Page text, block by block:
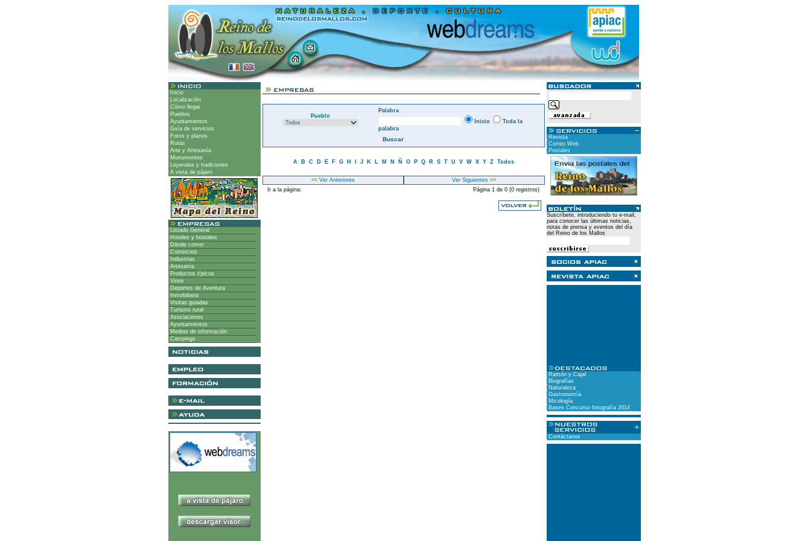
Inicio
Localización
Cómo llegar
Pueblos
Ayuntamientos
Guía de servicios
Fotos y planos
Rutas
Arte y Artesanía
Monumentos
Leyendas y tradiciones
A vista de pájaro
Listado General
Hoteles y hostales
Dónde comer
Comercios
Industrias
Artesanía
Productos típicos
Vinos
Deportes de Aventura
Inmobiliaria
Visitas guiadas
Turismo rural
Asociaciones
Ayuntamientos
Medios de información
Campings
Pueblo
Palabra
Inicio
Toda la
palabra
A B C D E F G H J K L M N Ñ O P Q R S T U V W X Y Z Todos
<<Ver Anteriores Ver Siguientes >>
Ir a la página:
Página 1 de 0 (0 registros)
Revista
Correo Web
Postales
Suscríbete, introduciendo tu e-mail,
para conocer las últimas noticias,
notas de prensa y eventos del día
del Reino de los Mallos
Ramón y Cajal
Biografías
Naturaleza
Gastronomía
Micología
Bases Concurso fotografía 2014
Contáctanos